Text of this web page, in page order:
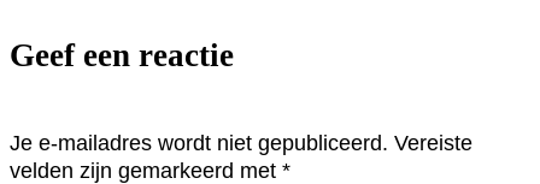
Geef een reactie
Je e-mailadres wordt niet gepubliceerd. Vereiste
velden zijn gemarkeerd met *